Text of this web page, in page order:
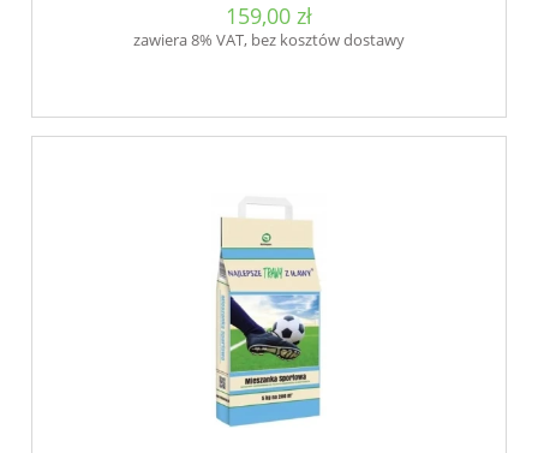
159,00 zł
zawiera 8% VAT, bez kosztów dostawy